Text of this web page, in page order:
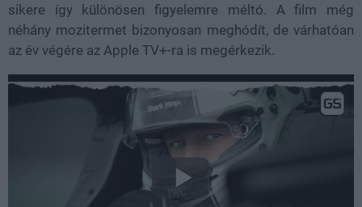
sikere így különösen figyelemre méltó. A film még
néhány mozitermet bizonyosan meghódít, de várhatóan
az év végére az Apple TV+-ra is megérkezik.